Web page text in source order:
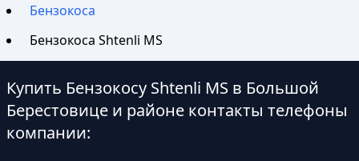
Бензокоса
Бензокоса Shtenli MS
Купить Бензокосу Shtenli MS в Большой
Берестовице и районе контакты телефоны
компании: